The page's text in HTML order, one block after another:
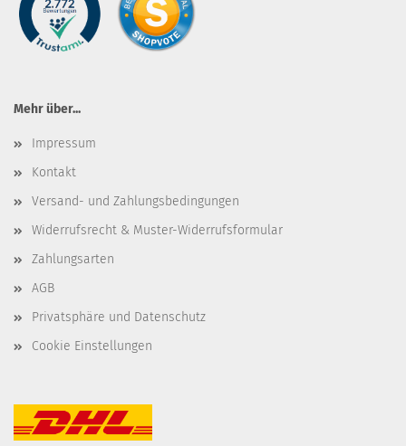
Mehr über...
Impressum
Kontakt
Versand- und Zahlungsbedingungen
Widerrufsrecht & Muster-Widerrufsformular
Zahlungsarten
AGB
Privatsphäre und Datenschutz
Cookie Einstellungen